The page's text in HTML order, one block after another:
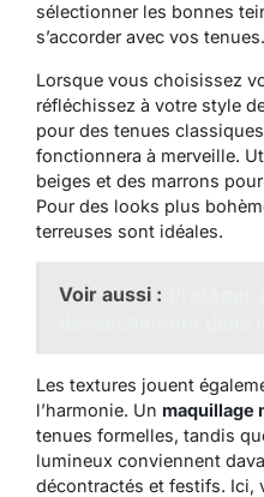
sélectionner les bonnes
s’accorder avec vos tenues.
Lorsque vous choisissez
réfléchissez à votre style
pour des tenues
fonctionnera à merveille.
beiges et des marrons
Pour des looks plus
terreuses sont idéales.
Voir aussi :
Les textures jouent
l’harmonie. Un maquillage
tenues formelles, tandis
lumineux conviennent
décontractés et festifs. Ici,